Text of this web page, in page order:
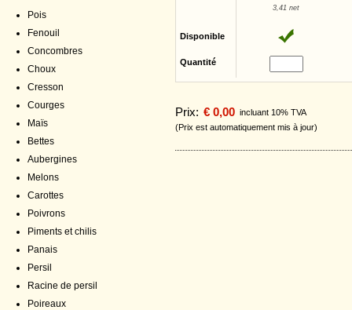
Pois
Fenouil
Concombres
Choux
Cresson
Courges
Maïs
Bettes
Aubergines
Melons
Carottes
Poivrons
Piments et chilis
Panais
Persil
Racine de persil
Poireaux
3,41 net
Disponible
Quantité
Prix: € 0,00 incluant 10% TVA
(Prix est automatiquement mis à jour)